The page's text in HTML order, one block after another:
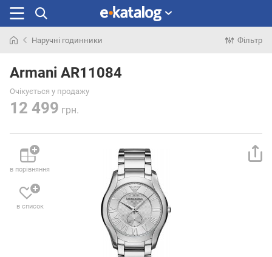
раніше
Наручні годинники Фільтр
Armani AR11084
Очікується у продажу
12 499 грн.
в порівняння
в список